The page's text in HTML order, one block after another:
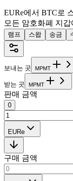
EURe에서 BTC로
모든 암호화폐 지
램프 스왑 송금
보내는 곳 MPMT
받는 곳 MPMT
판매 금액
0
EURe
구매 금액